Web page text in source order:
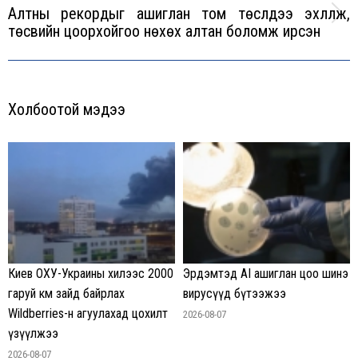
Next
Алтны рекордыг ашиглан том төслүүдээ эхлүүлж,
төсвийн цоорхойгоо нөхөх алтан боломж ирсэн
Холбоотой мэдээ
Киев ОХУ-Украины хилээс 2000
гаруй км зайд байрлах
Wildberries-н агуулахад цохилт
үзүүлжээ
2026-08-07
Эрдэмтэд AI ашиглан цоо шинэ
вирусүүд бүтээжээ
2026-08-07